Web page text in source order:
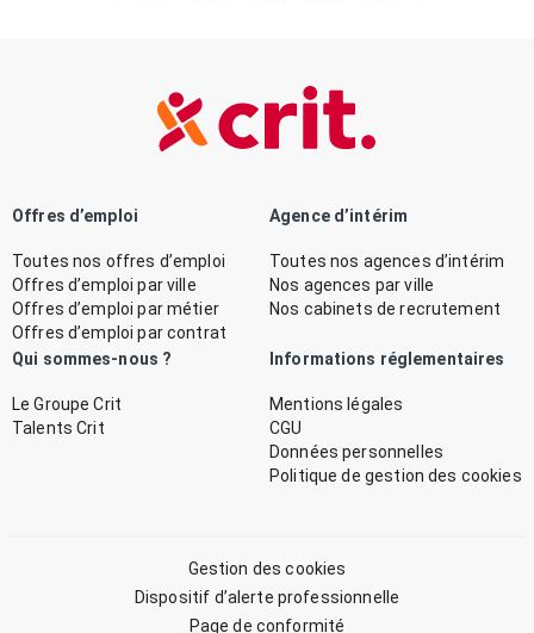
Offres d’emploi
Toutes nos offres d’emploi
Offres d’emploi par ville
Offres d’emploi par métier
Offres d’emploi par contrat
Agence d’intérim
Toutes nos agences d’intérim
Nos agences par ville
Nos cabinets de recrutement
Qui sommes-nous ?
Le Groupe Crit
Talents Crit
Informations réglementaires
Mentions légales
CGU
Données personnelles
Politique de gestion des cookies
Gestion des cookies
Dispositif d’alerte professionnelle
Page de conformité